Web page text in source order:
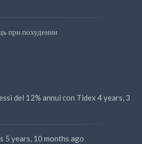
при похудении
del 12% annui con Tidex 4 years, 3
5 years, 10 months ago